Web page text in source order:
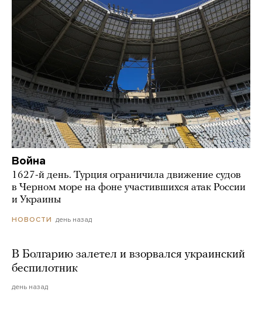
Война
1627-й день. Турция ограничила движение судов
в Черном море на фоне участившихся атак России
и Украины
НОВОСТИ день назад
В Болгарию залетел и взорвался украинский
беспилотник
день назад